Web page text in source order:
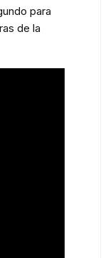
para
de la